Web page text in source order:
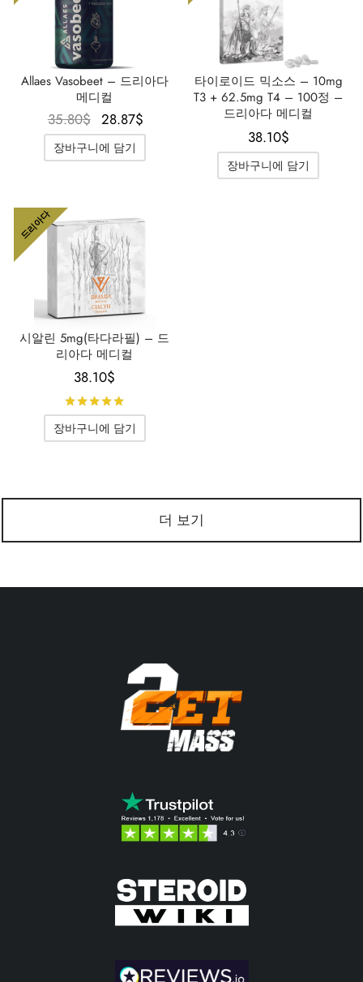
Allaes Vasobeet – 드리아다
메디컬
35.80$
원래 가
격은
35.80$였
28.87$
28.87$입
장바구니에 담기
타이로이드 믹소스 – 10mg
T3 + 62.5mg T4 – 100정 –
드리아다 메디컬
38.10$
장바구니에 담기
드리아다
시알린 5mg(타다라필) – 드
리아다 메디컬
38.10$
장바구니에 담기
더 보기